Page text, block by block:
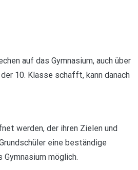
auf das Gymnasium, auch über
10. Klasse schafft, kann danach
werden, der ihren Zielen und
eine beständige
möglich.